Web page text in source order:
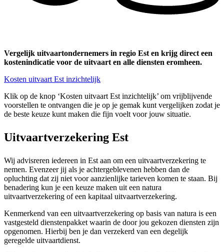
Vergelijk uitvaartondernemers in regio Est en krijg direct een
kostenindicatie voor de uitvaart en alle diensten eromheen.
Kosten uitvaart Est inzichtelijk
Klik op de knop ‘Kosten uitvaart Est inzichtelijk’ om vrijblijvende
voorstellen te ontvangen die je op je gemak kunt vergelijken zodat je
de beste keuze kunt maken die fijn voelt voor jouw situatie.
Uitvaartverzekering Est
Wij advisreren iedereen in Est aan om een uitvaartverzekering te
nemen. Evenzeer jij als je achtergeblevenen hebben dan de
opluchting dat zij niet voor aanzienlijke tarieven komen te staan. Bij
benadering kun je een keuze maken uit een natura
uitvaartverzekering of een kapitaal uitvaartverzekering.
Kenmerkend van een uitvaartverzekering op basis van natura is een
vastgesteld dienstenpakket waarin de door jou gekozen diensten zijn
opgenomen. Hierbij ben je dan verzekerd van een degelijk
geregelde uitvaartdienst.